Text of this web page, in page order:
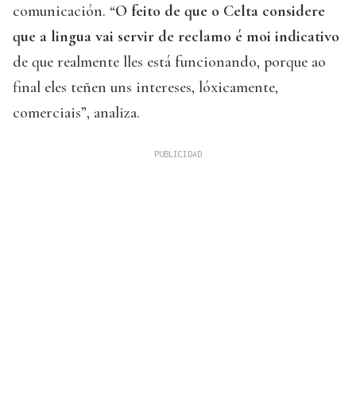
comunicación. “O feito de que o Celta considere
que a lingua vai servir de reclamo é moi indicativo
de que realmente lles está funcionando, porque ao
final eles teñen uns intereses, lóxicamente,
comerciais”, analiza.